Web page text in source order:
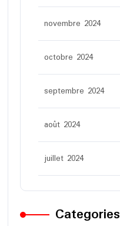
novembre 2024
octobre 2024
septembre 2024
août 2024
juillet 2024
Categories